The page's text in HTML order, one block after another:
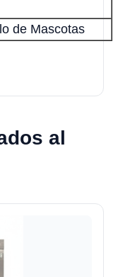
de Mascotas
al